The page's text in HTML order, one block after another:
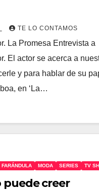
TE LO CONTAMOS
La Promesa Entrevista a
El actor se acerca a
y para hablar de su
en ‘La…
FARÁNDULA MODA SERIES TV
puede creer